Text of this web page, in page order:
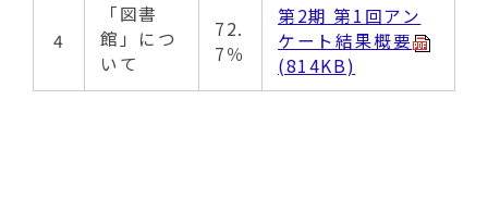
4
「図書
館」につ
いて
72.
7％
第2期 第1回アン
ケート結果概要
(814KB)